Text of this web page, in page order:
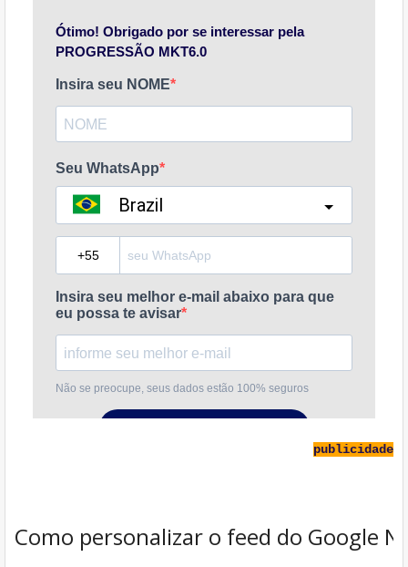
publicidade
Como personalizar o feed do Google